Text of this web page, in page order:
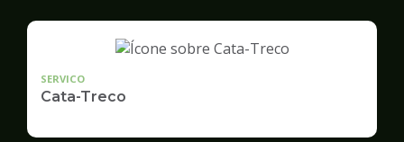
SERVICO
Cata-Treco